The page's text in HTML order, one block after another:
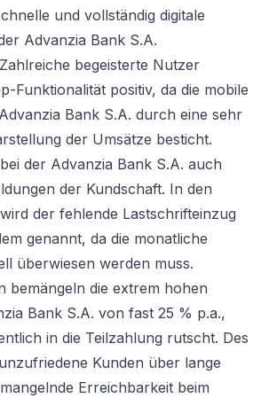
und vollständig digitale
Advanzia Bank S.A.
begeisterte Nutzer
Funktionalität positiv, da die mobile
Bank S.A. durch eine sehr
der Umsätze besticht.
der Advanzia Bank S.A. auch
der Kundschaft. In den
der fehlende Lastschrifteinzug
genannt, da die monatliche
überwiesen werden muss.
bemängeln die extrem hohen
Bank S.A. von fast 25 % p.a.,
in die Teilzahlung rutscht. Des
Kunden über lange
Erreichbarkeit beim